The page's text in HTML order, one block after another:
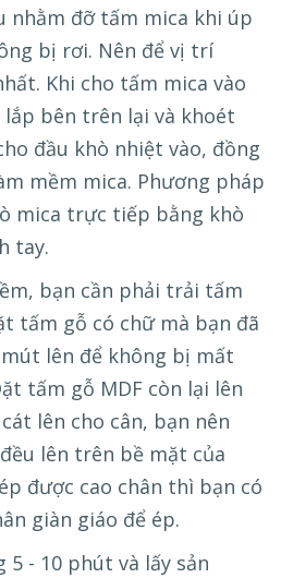
nhằm đỡ tấm mica khi úp
bị rơi. Nên để vị trí
Khi cho tấm mica vào
bên trên lại và khoét
đầu khò nhiệt vào, đồng
mềm mica. Phương pháp
mica trực tiếp bằng khò
tay.
bạn cần phải trải tấm
tấm gỗ có chữ mà bạn đã
lên để không bị mất
tấm gỗ MDF còn lại lên
lên cho cân, bạn nên
lên trên bề mặt của
được cao chân thì bạn có
giàn giáo để ép.
5 - 10 phút và lấy sản